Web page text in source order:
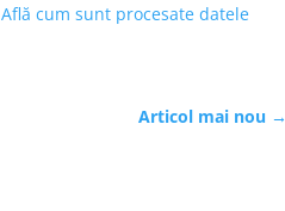
Află cum sunt procesate datele
Articol mai nou →